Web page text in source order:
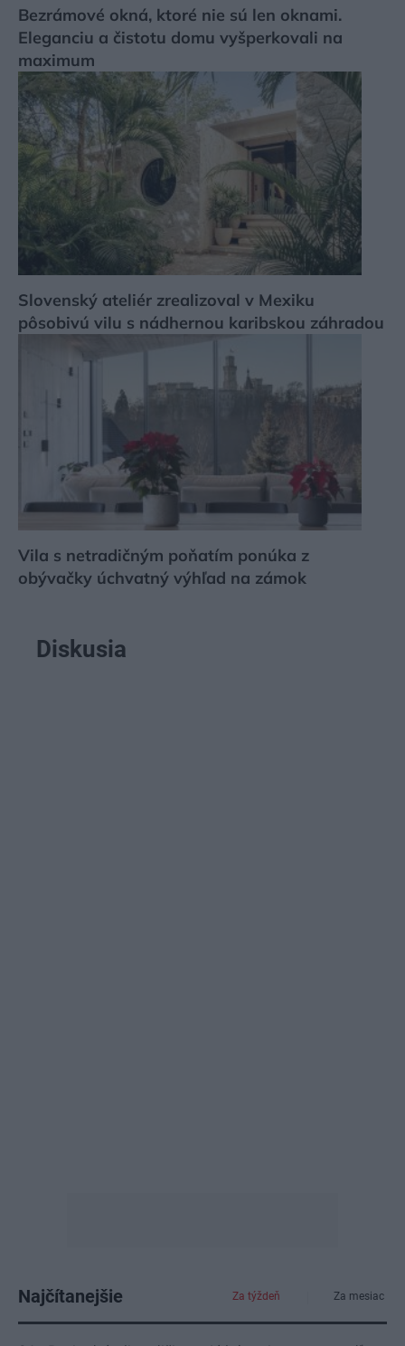
Bezrámové okná, ktoré nie sú len oknami.
Eleganciu a čistotu domu vyšperkovali na
maximum
Slovenský ateliér zrealizoval v Mexiku
pôsobivú vilu s nádhernou karibskou záhradou
Vila s netradičným poňatím ponúka z
obývačky úchvatný výhľad na zámok
Diskusia
Najčítanejšie Za týždeň Za mesiac